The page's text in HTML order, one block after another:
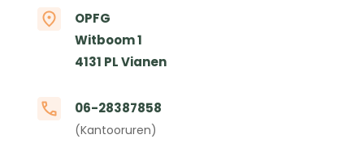
OPFG
Witboom 1
4131 PL Vianen
06-28387858
(Kantooruren)